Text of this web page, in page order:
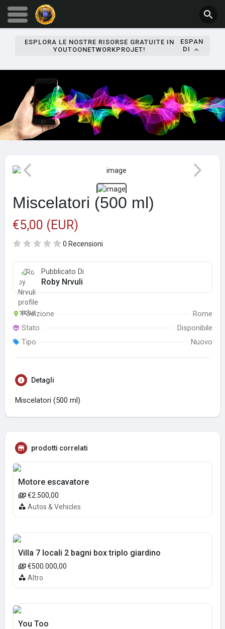
ESPLORA LE NOSTRE RISORSE GRATUITE IN
YOUTOONETWORKPROJET!
ESPAN
DI
Miscelatori (500 ml)
€5,00 (EUR)
0 Recensioni
Pubblicato Di
Roby Nrvuli
Posizione
Rome
Stato
Disponibile
Tipo
Nuovo
Detagli
Miscelatori (500 ml)
prodotti correlati
Motore escavatore
€2.500,00
Autos & Vehicles
Villa 7 locali 2 bagni box triplo giardino
€500.000,00
Altro
You Too